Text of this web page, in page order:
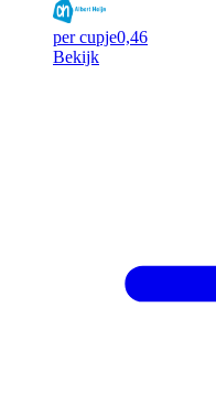
per cupje0,46
Bekijk